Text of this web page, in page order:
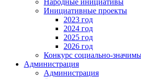
Инициативные проекты
2023 год
2024 год
2025 год
2026 год
Конкурс социально-
Администрация
Администрация